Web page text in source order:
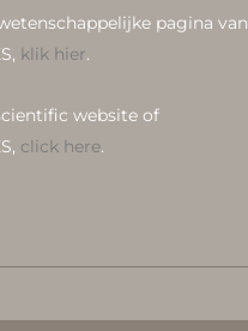
pagina van
klik hier.
website of
click here.